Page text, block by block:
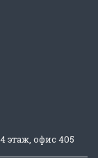
этаж, офис 405